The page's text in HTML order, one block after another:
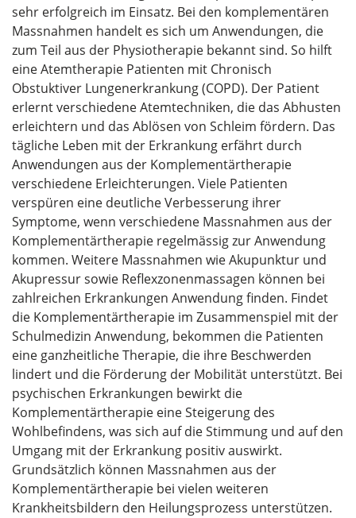
sehr erfolgreich im Einsatz. Bei den komplementären
Massnahmen handelt es sich um Anwendungen, die
zum Teil aus der Physiotherapie bekannt sind. So hilft
eine Atemtherapie Patienten mit Chronisch
Obstuktiver Lungenerkrankung (COPD). Der Patient
erlernt verschiedene Atemtechniken, die das Abhusten
erleichtern und das Ablösen von Schleim fördern. Das
tägliche Leben mit der Erkrankung erfährt durch
Anwendungen aus der Komplementärtherapie
verschiedene Erleichterungen. Viele Patienten
verspüren eine deutliche Verbesserung ihrer
Symptome, wenn verschiedene Massnahmen aus der
Komplementärtherapie regelmässig zur Anwendung
kommen. Weitere Massnahmen wie Akupunktur und
Akupressur sowie Reflexzonenmassagen können bei
zahlreichen Erkrankungen Anwendung finden. Findet
die Komplementärtherapie im Zusammenspiel mit der
Schulmedizin Anwendung, bekommen die Patienten
eine ganzheitliche Therapie, die ihre Beschwerden
lindert und die Förderung der Mobilität unterstützt. Bei
psychischen Erkrankungen bewirkt die
Komplementärtherapie eine Steigerung des
Wohlbefindens, was sich auf die Stimmung und auf den
Umgang mit der Erkrankung positiv auswirkt.
Grundsätzlich können Massnahmen aus der
Komplementärtherapie bei vielen weiteren
Krankheitsbildern den Heilungsprozess unterstützen.